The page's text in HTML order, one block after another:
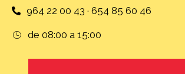
964 22 00 43 · 654 85 60 46
de 08:00 a 15:00